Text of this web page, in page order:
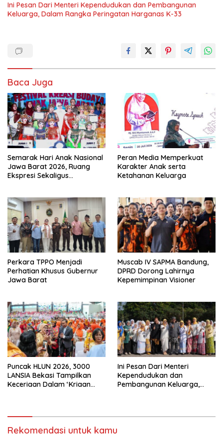
Ini Pesan Dari Menteri Kependudukan dan Pembangunan
Keluarga, Dalam Rangka Peringatan Harganas K-33
Baca Juga
Semarak Hari Anak Nasional
Jawa Barat 2026, Ruang
Ekspresi Sekaligus
Peran Media Memperkuat
Karakter Anak serta
Ketahanan Keluarga
Perkara TPPO Menjadi
Perhatian Khusus Gubernur
Jawa Barat
Muscab IV SAPMA Bandung,
DPRD Dorong Lahirnya
Kepemimpinan Visioner
Puncak HLUN 2026, 3000
LANSIA Bekasi Tampilkan
Keceriaan Dalam ‘Kriaan
Ini Pesan Dari Menteri
Kependudukan dan
Pembangunan Keluarga,
Rekomendasi untuk kamu